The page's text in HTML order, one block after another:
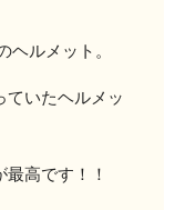
ヘルメット。
ていたヘルメッ
高です！！